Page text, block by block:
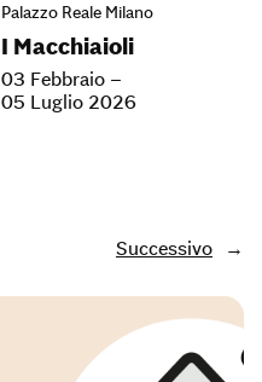
Palazzo Reale Milano
I Macchiaioli
03 Febbraio –
05 Luglio 2026
Successivo →